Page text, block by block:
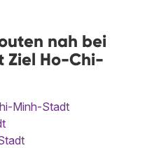
nah bei
Ziel Ho-Chi-
Minh-Stadt